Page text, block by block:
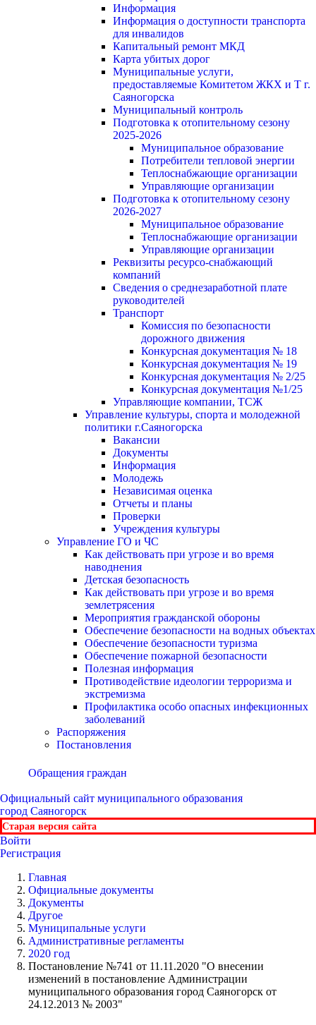
Информация
Информация о доступности транспорта
для инвалидов
Капитальный ремонт МКД
Карта убитых дорог
Муниципальные услуги,
предоставляемые Комитетом ЖКХ и Т г.
Саяногорска
Муниципальный контроль
Подготовка к отопительному сезону
2025-2026
Муниципальное образование
Потребители тепловой энергии
Теплоснабжающие организации
Управляющие организации
Подготовка к отопительному сезону
2026-2027
Муниципальное образование
Теплоснабжающие организации
Управляющие организации
Реквизиты ресурсо-снабжающий
компаний
Сведения о среднезаработной плате
руководителей
Транспорт
Комиссия по безопасности
дорожного движения
Конкурсная документация № 18
Конкурсная документация № 19
Конкурсная документация № 2/25
Конкурсная документация №1/25
Управляющие компании, ТСЖ
Управление культуры, спорта и молодежной
политики г.Саяногорска
Вакансии
Документы
Информация
Молодежь
Независимая оценка
Отчеты и планы
Проверки
Учреждения культуры
Управление ГО и ЧС
Как действовать при угрозе и во время
наводнения
Детская безопасность
Как действовать при угрозе и во время
землетрясения
Мероприятия гражданской обороны
Обеспечение безопасности на водных объектах
Обеспечение безопасности туризма
Обеспечение пожарной безопасности
Полезная информация
Противодействие идеологии терроризма и
экстремизма
Профилактика особо опасных инфекционных
заболеваний
Распоряжения
Постановления
Обращения граждан
Официальный сайт муниципального образования
город Саяногорск
Старая версия сайта
Войти
Регистрация
Главная
Официальные документы
Документы
Другое
Муниципальные услуги
Административные регламенты
2020 год
Постановление №741 от 11.11.2020 "О внесении
изменений в постановление Администрации
муниципального образования город Саяногорск от
24.12.2013 № 2003"